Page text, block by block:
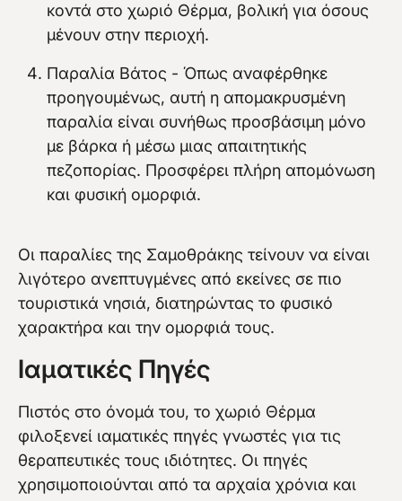
κοντά στο χωριό Θέρμα, βολική για όσους
μένουν στην περιοχή.
Παραλία Βάτος - Όπως αναφέρθηκε
προηγουμένως, αυτή η απομακρυσμένη
παραλία είναι συνήθως προσβάσιμη μόνο
με βάρκα ή μέσω μιας απαιτητικής
πεζοπορίας. Προσφέρει πλήρη απομόνωση
και φυσική ομορφιά.
Οι παραλίες της Σαμοθράκης τείνουν να είναι
λιγότερο ανεπτυγμένες από εκείνες σε πιο
τουριστικά νησιά, διατηρώντας το φυσικό
χαρακτήρα και την ομορφιά τους.
Ιαματικές Πηγές
Πιστός στο όνομά του, το χωριό Θέρμα
φιλοξενεί ιαματικές πηγές γνωστές για τις
θεραπευτικές τους ιδιότητες. Οι πηγές
χρησιμοποιούνται από τα αρχαία χρόνια και